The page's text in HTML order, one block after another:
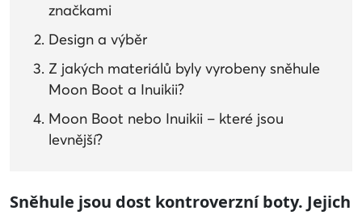
značkami
Design a výběr
Z jakých materiálů byly vyrobeny sněhule
Moon Boot a Inuikii?
Moon Boot nebo Inuikii – které jsou
levnější?
Sněhule jsou dost kontroverzní boty. Jejich